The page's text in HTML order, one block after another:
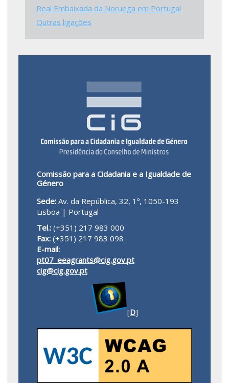
Real Embaixada da Noruega em Portugal
Outras ligações
Comissão para a Cidadania e a Igualdade de
Género
Sede: Av. da República, 32, 1º, 1050-193
Lisboa | Portugal
Tel.: (+351) 217 983 000
Fax: (+351) 217 983 098
E-mail:
pt07_eeagrants@cig.gov.pt
cig@cig.gov.pt
[D]